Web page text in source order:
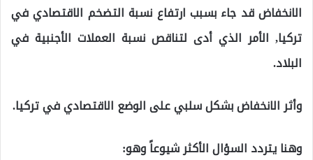
الانخفاض قد جاء بسبب ارتفاع نسبة التضخم الاقتصادي في
تركيا, الأمر الذي أدى لتناقص نسبة العملات الأجنبية في
البلاد.
وأثر الانخفاض بشكل سلبي على الوضع الاقتصادي في تركيا.
وهنا يتردد السؤال الأكثر شيوعاً وهو: